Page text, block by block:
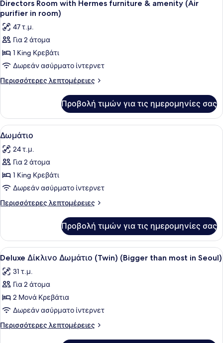
room)
Κρεβάτι
(Air
purifier
in
όλων
των
φωτογραφιών
για
Directors
Room
with
&
amenity
(Air
purifier
in
room)
Directors Room with Hermes furniture & amenity (Air
purifier in room)
47 τ.μ.
Για 2 άτομα
1 King Κρεβάτι
Δωρεάν ασύρματο ίντερνετ
Περισσότερες λεπτομέρειες
Περισσότερες
Room
with
Hermes
furniture
&
amenity
purifier
in
Προβολή τιμών για τις ημερομηνίες σας
Προβολή
όλων
των
φωτογραφιών
για
Δωμάτιο
Ένα δωμάτιο ξενοδοχείου με ένα
5
Δωμάτιο
24 τ.μ.
Για 2 άτομα
1 King Κρεβάτι
Δωρεάν ασύρματο ίντερνετ
Περισσότερες λεπτομέρειες
Περισσότερες
Προβολή τιμών για τις ημερομηνίες σας
Προβολή
όλων
των
φωτογραφιών
για
Deluxe
Δίκλινο
Δωμάτιο
Ένα σύγχρονο δωμάτιο
3
Deluxe Δίκλινο Δωμάτιο (Twin) (Bigger than most in Seoul)
31 τ.μ.
Για 2 άτομα
2 Μονά Κρεβάτια
Δωρεάν ασύρματο ίντερνετ
Περισσότερες λεπτομέρειες
Περισσότερες